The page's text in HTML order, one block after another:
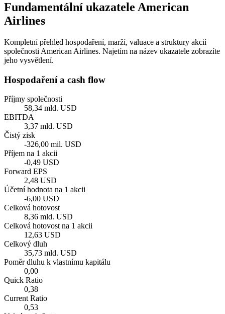
Fundamentální ukazatele American
Airlines
Kompletní přehled hospodaření, marží, valuace a struktury akcií
společnosti American Airlines. Najetím na název ukazatele zobrazíte
jeho vysvětlení.
Hospodaření a cash flow
Příjmy společnosti
58,34 mld. USD
EBITDA
3,37 mld. USD
Čistý zisk
-326,00 mil. USD
Příjem na 1 akcii
-0,49 USD
Forward EPS
2,48 USD
Účetní hodnota na 1 akcii
-6,00 USD
Celková hotovost
8,36 mld. USD
Celková hotovost na 1 akcii
12,63 USD
Celkový dluh
35,73 mld. USD
Poměr dluhu k vlastnímu kapitálu
0,00
Quick Ratio
0,38
Current Ratio
0,53